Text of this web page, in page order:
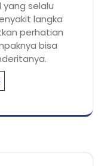
selalu
langka
perhatian
bisa